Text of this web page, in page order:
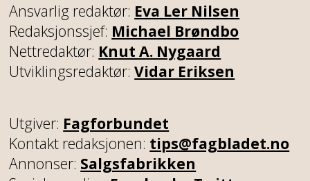
Ansvarlig redaktør: Eva Ler Nilsen
Redaksjonssjef: Michael Brøndbo
Nettredaktør: Knut A. Nygaard
Utviklingsredaktør:Vidar Eriksen
Utgiver: Fagforbundet
Kontakt redaksjonen: tips@fagbladet.no
Annonser: Salgsfabrikken